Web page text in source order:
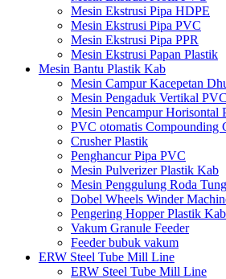
Mesin Ekstrusi Pipa HDPE
Mesin Ekstrusi Pipa PVC
Mesin Ekstrusi Pipa PPR
Mesin Ekstrusi Papan Plastik
Mesin Bantu Plastik Kab
Mesin Campur Kacepetan
Mesin Pengaduk Vertikal PVC
Mesin Pencampur Horisontal
PVC otomatis Compounding
Crusher Plastik
Penghancur Pipa PVC
Mesin Pulverizer Plastik Kab
Mesin Penggulung Roda
Dobel Wheels Winder
Pengering Hopper Plastik Kab
Vakum Granule Feeder
Feeder bubuk vakum
ERW Steel Tube Mill Line
ERW Steel Tube Mill Line